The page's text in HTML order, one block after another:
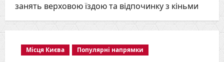
занять верховою їздою та відпочинку з кіньми
Місця Києва Популярні напрямки